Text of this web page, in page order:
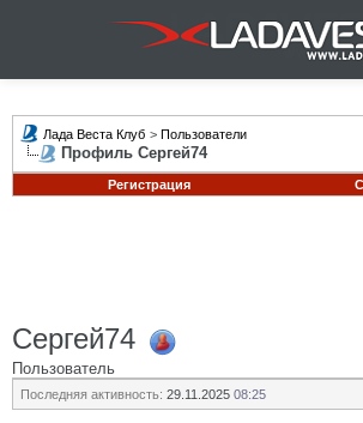
Лада Веста Клуб > Пользователи
Профиль Сергей74
Регистрация
Сергей74
Пользователь
Последняя активность: 29.11.2025 08:25